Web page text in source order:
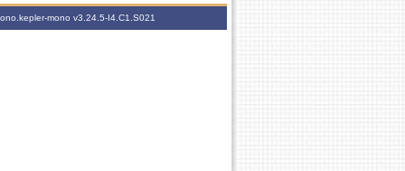
mono v3.24.5-I4.C1.S021